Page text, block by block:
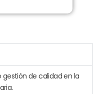
de calidad en la